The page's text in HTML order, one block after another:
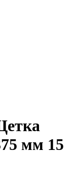
мм 15